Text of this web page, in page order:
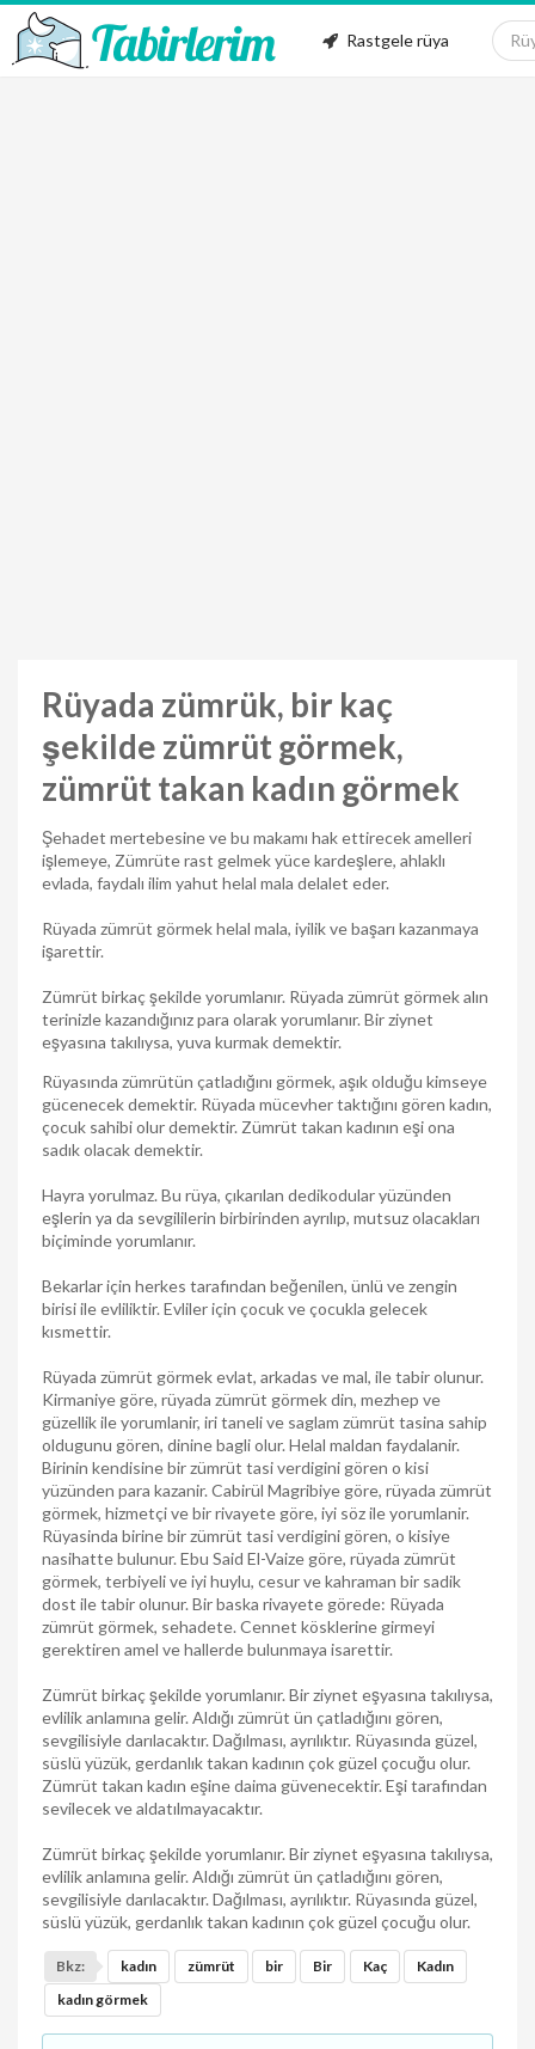
Rastgele rüya
Rüyada zümrük, bir kaç
şekilde zümrüt görmek,
zümrüt takan kadın görmek
Şehadet mertebesine ve bu makamı hak ettirecek amelleri
işlemeye, Zümrüte rast gelmek yüce kardeşlere, ahlaklı
evlada, faydalı ilim yahut helal mala delalet eder.
Rüyada zümrüt görmek helal mala, iyilik ve başarı kazanmaya
işarettir.
Zümrüt birkaç şekilde yorumlanır. Rüyada zümrüt görmek alın
terinizle kazandığınız para olarak yorumlanır. Bir ziynet
eşyasına takılıysa, yuva kurmak demektir.
Rüyasında zümrütün çatladığını görmek, aşık olduğu kimseye
gücenecek demektir. Rüyada mücevher taktığını gören kadın,
çocuk sahibi olur demektir. Zümrüt takan kadının eşi ona
sadık olacak demektir.
Hayra yorulmaz. Bu rüya, çıkarılan dedikodular yüzünden
eşlerin ya da sevgililerin birbirinden ayrılıp, mutsuz olacakları
biçiminde yorumlanır.
Bekarlar için herkes tarafından beğenilen, ünlü ve zengin
birisi ile evliliktir. Evliler için çocuk ve çocukla gelecek
kısmettir.
Rüyada zümrüt görmek evlat, arkadas ve mal, ile tabir olunur.
Kirmaniye göre, rüyada zümrüt görmek din, mezhep ve
güzellik ile yorumlanir, iri taneli ve saglam zümrüt tasina sahip
oldugunu gören, dinine bagli olur. Helal maldan faydalanir.
Birinin kendisine bir zümrüt tasi verdigini gören o kisi
yüzünden para kazanir. Cabirül Magribiye göre, rüyada zümrüt
görmek, hizmetçi ve bir rivayete göre, iyi söz ile yorumlanir.
Rüyasinda birine bir zümrüt tasi verdigini gören, o kisiye
nasihatte bulunur. Ebu Said El-Vaize göre, rüyada zümrüt
görmek, terbiyeli ve iyi huylu, cesur ve kahraman bir sadik
dost ile tabir olunur. Bir baska rivayete görede: Rüyada
zümrüt görmek, sehadete. Cennet kösklerine girmeyi
gerektiren amel ve hallerde bulunmaya isarettir.
Zümrüt birkaç şekilde yorumlanır. Bir ziynet eşyasına takılıysa,
evlilik anlamına gelir. Aldığı zümrüt ün çatladığını gören,
sevgilisiyle darılacaktır. Dağılması, ayrılıktır. Rüyasında güzel,
süslü yüzük, gerdanlık takan kadının çok güzel çocuğu olur.
Zümrüt takan kadın eşine daima güvenecektir. Eşi tarafından
sevilecek ve aldatılmayacaktır.
Zümrüt birkaç şekilde yorumlanır. Bir ziynet eşyasına takılıysa,
evlilik anlamına gelir. Aldığı zümrüt ün çatladığını gören,
sevgilisiyle darılacaktır. Dağılması, ayrılıktır. Rüyasında güzel,
süslü yüzük, gerdanlık takan kadının çok güzel çocuğu olur.
Bkz: kadın zümrüt bir Bir Kaç
Kadın
kadın görmek